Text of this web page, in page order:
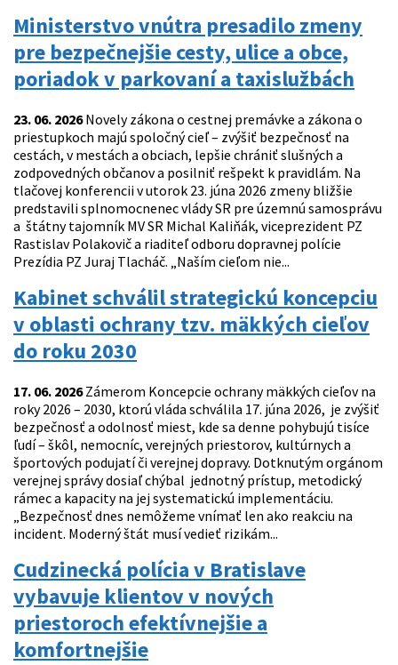
Ministerstvo vnútra presadilo zmeny
pre bezpečnejšie cesty, ulice a obce,
poriadok v parkovaní a taxislužbách
23. 06. 2026Novely zákona o cestnej premávke a zákona o
priestupkoch majú spoločný cieľ – zvýšiť bezpečnosť na
cestách, v mestách a obciach, lepšie chrániť slušných a
zodpovedných občanov a posilniť rešpekt k pravidlám. Na
tlačovej konferencii v utorok 23. júna 2026 zmeny bližšie
predstavili splnomocnenec vlády SR pre územnú samosprávu
a štátny tajomník MV SR Michal Kaliňák, viceprezident PZ
Rastislav Polakovič a riaditeľ odboru dopravnej polície
Prezídia PZ Juraj Tlacháč. „Naším cieľom nie...
Kabinet schválil strategickú koncepciu
v oblasti ochrany tzv. mäkkých cieľov
do roku 2030
17. 06. 2026Zámerom Koncepcie ochrany mäkkých cieľov na
roky 2026 – 2030, ktorú vláda schválila 17. júna 2026, je zvýšiť
bezpečnosť a odolnosť miest, kde sa denne pohybujú tisíce
ľudí – škôl, nemocníc, verejných priestorov, kultúrnych a
športových podujatí či verejnej dopravy. Dotknutým orgánom
verejnej správy dosiaľ chýbal jednotný prístup, metodický
rámec a kapacity na jej systematickú implementáciu.
„Bezpečnosť dnes nemôžeme vnímať len ako reakciu na
incident. Moderný štát musí vedieť rizikám...
Cudzinecká polícia v Bratislave
vybavuje klientov v nových
priestoroch efektívnejšie a
komfortnejšie